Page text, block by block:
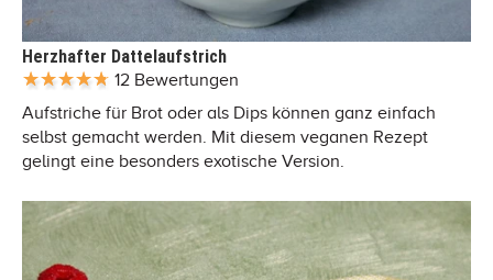
Herzhafter Dattelaufstrich
12 Bewertungen
Aufstriche für Brot oder als Dips können ganz einfach
selbst gemacht werden. Mit diesem veganen Rezept
gelingt eine besonders exotische Version.